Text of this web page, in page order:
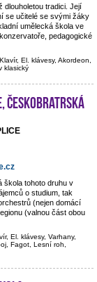
dlouholetou tradici. Její
se učitelé se svými žáky
umělecká škola ve
pedagogické
El. klávesy, Akordeon,
klasický
Českobratrská
škola tohoto druhu v
o studium, tak
(nejen domácí
(valnou část obou
El. klávesy, Varhany,
Fagot, Lesní roh,